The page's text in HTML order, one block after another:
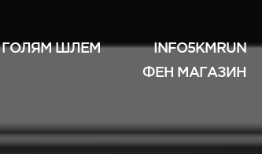
ГОЛЯМ ШЛЕМ
INFO5KMRUN
ФЕН МАГАЗИН